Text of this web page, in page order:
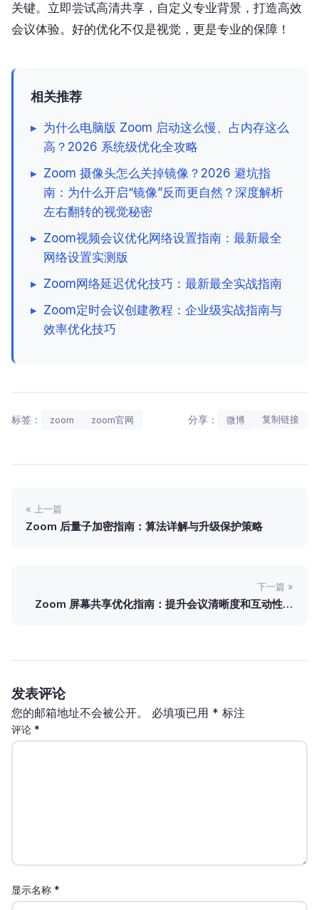
关键。立即尝试高清共享，自定义专业背景，打造高效
会议体验。好的优化不仅是视觉，更是专业的保障！
相关推荐
▸ 为什么电脑版 Zoom 启动这么慢、占内存这么
高？2026 系统级优化全攻略
▸ Zoom 摄像头怎么关掉镜像？2026 避坑指
南：为什么开启“镜像”反而更自然？深度解析
左右翻转的视觉秘密
▸ Zoom视频会议优化网络设置指南：最新最全
网络设置实测版
▸ Zoom网络延迟优化技巧：最新最全实战指南
▸ Zoom定时会议创建教程：企业级实战指南与
效率优化技巧
标签： zoom zoom官网 分享： 微博 复制链接
« 上一篇
Zoom 后量子加密指南：算法详解与升级保护策略
下一篇 »
Zoom 屏幕共享优化指南：提升会议清晰度和互动性的
发表评论
您的邮箱地址不会被公开。 必填项已用 * 标注
评论 *
显示名称 *